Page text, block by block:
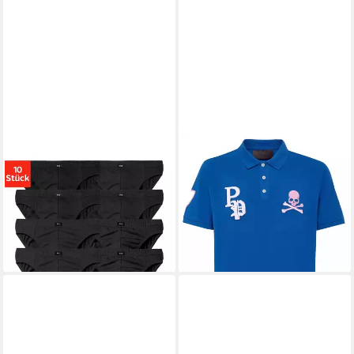
(Packung, 10-St) in Unifarben
ab 29,99 €
(3,00 €/ 1 Stk)
+2
PHILIPP PLEINPoloshirt SS
Multi Skull Logo Polohemd
209,00 € UVP 495,00 €
-58%